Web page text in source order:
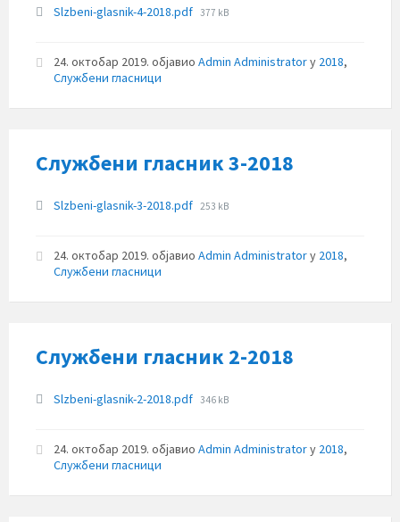
Прилози
Slzbeni-glasnik-4-2018.pdf File
377 kB
24. октобар 2019. објавио Admin Administratorу 2018,
Службени гласници
Службени гласник 3-2018
Прилози
Slzbeni-glasnik-3-2018.pdf File
253 kB
24. октобар 2019. објавио Admin Administratorу 2018,
Службени гласници
Службени гласник 2-2018
Прилози
Slzbeni-glasnik-2-2018.pdf File
346 kB
24. октобар 2019. објавио Admin Administratorу 2018,
Службени гласници